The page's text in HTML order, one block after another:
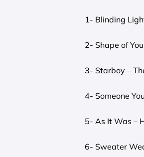
1- Blinding
2- Shape of
3- Starboy –
4- Someone
5- As It Was –
6- Sweater